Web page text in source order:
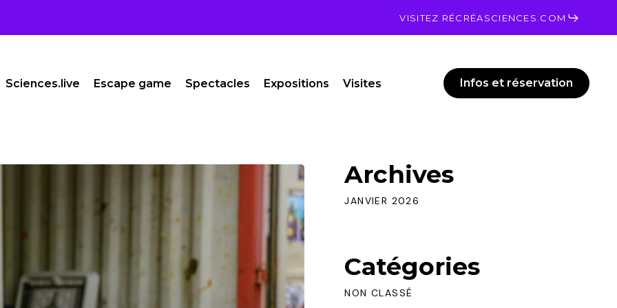
VISITEZ RÉCRÉASCIENCES.COM
Sciences.live Escape game Spectacles Expositions Visites Infos et réservation
Archives
JANVIER 2026
Catégories
NON CLASSÉ